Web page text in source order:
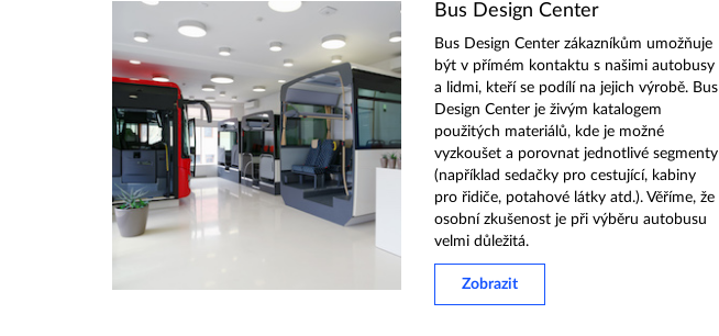
Bus Design Center
Bus Design Center zákazníkům umožňuje
být v přímém kontaktu s našimi autobusy
a lidmi, kteří se podílí na jejich výrobě. Bus
Design Center je živým katalogem
použitých materiálů, kde je možné
vyzkoušet a porovnat jednotlivé segmenty
(například sedačky pro cestující, kabiny
pro řidiče, potahové látky atd.). Věříme, že
osobní zkušenost je při výběru autobusu
velmi důležitá.
Zobrazit